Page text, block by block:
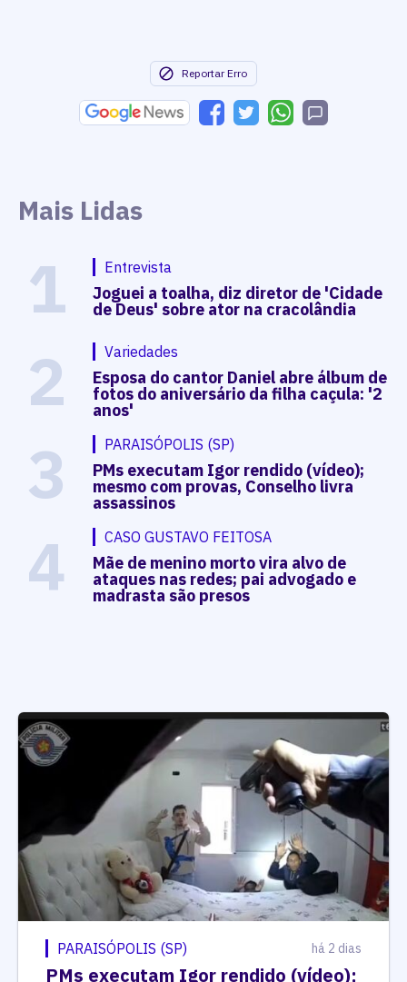
Reportar Erro
Mais Lidas
1 Entrevista
Joguei a toalha, diz diretor de 'Cidade
de Deus' sobre ator na cracolândia
2 Variedades
Esposa do cantor Daniel abre álbum de
fotos do aniversário da filha caçula: '2
anos'
3 PARAISÓPOLIS (SP)
PMs executam Igor rendido (vídeo);
mesmo com provas, Conselho livra
assassinos
4 CASO GUSTAVO FEITOSA
Mãe de menino morto vira alvo de
ataques nas redes; pai advogado e
madrasta são presos
PARAISÓPOLIS (SP) há 2 dias
PMs executam Igor rendido (vídeo);